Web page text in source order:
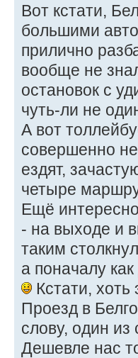
Вот кстати,
большими
прилично
вообще не
остановок с
чуть-ли не
А вот
совершенно
ездят,
четыре
Ещё
- на выходе и
таким
а поначалу
Кстати,
Проезд в
слову, один
Дешевле нас